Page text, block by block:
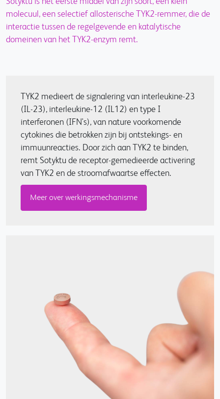
molecuul, een selectief allosterische TYK2-remmer, die de
interactie tussen de regelgevende en katalytische
domeinen van het TYK2-enzym remt.
TYK2 medieert de signalering van interleukine-23
(IL-23), interleukine-12 (IL12) en type I
interferonen (IFN's), van nature voorkomende
cytokines die betrokken zijn bij ontstekings- en
immuunreacties. Door zich aan TYK2 te binden,
remt Sotyktu de receptor-gemedieerde activering
van TYK2 en de stroomafwaartse effecten.
Meer over werkingsmechanisme